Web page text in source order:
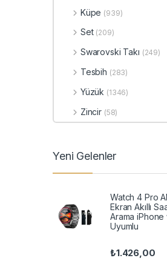
Küpe (939)
Set (209)
Swarovski Takı (249)
Tesbih (283)
Yüzük (1346)
Zincir (58)
Yeni Gelenler
Watch 4 Pro
Ekran Akıllı
Arama
Uyumlu
₺1.426,00